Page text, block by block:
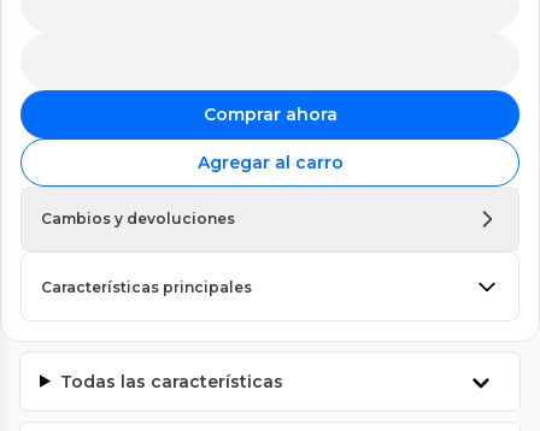
Comprar ahora
Agregar al carro
Cambios y devoluciones
Características principales
Todas las características